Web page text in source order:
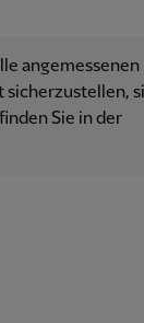
angemessenen
Sie in der